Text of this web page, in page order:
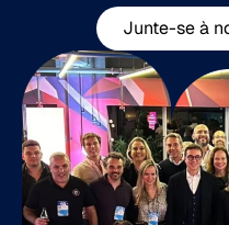
Junte-se à